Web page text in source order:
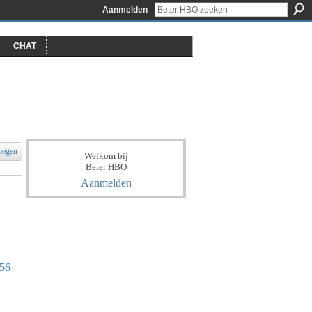
Aanmelden
CHAT
Welkom bij
Beter HBO
Aanmelden